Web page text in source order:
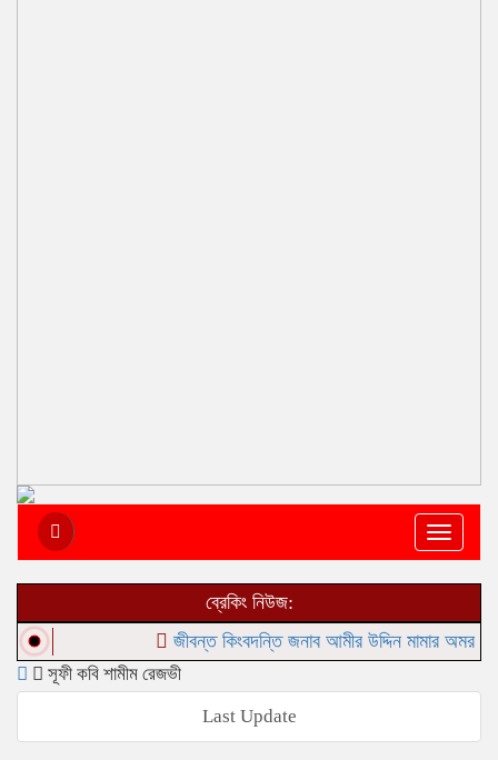
Toggle
ব্রেকিং নিউজ:
জীবন্ত কিংবদন্তি জনাব আমীর উদ্দিন মামার অমর সৃষ্টির
সূফী কবি শামীম রেজভী
Last Update